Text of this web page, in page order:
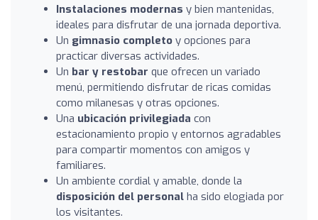
Instalaciones modernas y bien mantenidas,
ideales para disfrutar de una jornada deportiva.
Un gimnasio completo y opciones para
practicar diversas actividades.
Un bar y restobar que ofrecen un variado
menú, permitiendo disfrutar de ricas comidas
como milanesas y otras opciones.
Una ubicación privilegiada con
estacionamiento propio y entornos agradables
para compartir momentos con amigos y
familiares.
Un ambiente cordial y amable, donde la
disposición del personal ha sido elogiada por
los visitantes.